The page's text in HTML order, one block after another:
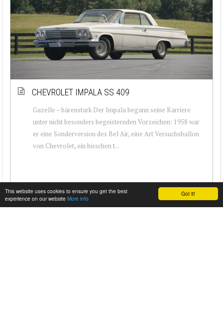
Got it!
This website uses cookies to ensure you get the best
experience on our website More info
CHEVROLET IMPALA SS 409
Gazelle – bärenstark Der Impala begann seine Karriere
unter nicht besonders begeisternden Vorzeichen: 1958 war
er eine Sonderversion des Bel Air, eine Art Versuchsballon
von Chevrolet, ein bisschen t...